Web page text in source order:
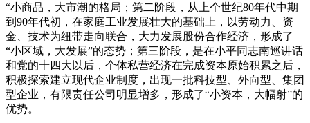
“小商品，大市潮的格局；第二阶段，从上个世纪80年代中期
到90年代初，在家庭工业发展壮大的基础上，以劳动力、资
金、技术为纽带走向联合，大力发展股份合作经济，形成了
“小区域，大发展”的态势；第三阶段，是在小平同志南巡讲话
和党的十四大以后，个体私营经济在完成资本原始积累之后，
积极探索建立现代企业制度，出现一批科技型、外向型、集团
型企业，有限责任公司明显增多，形成了“小资本，大幅射”的
优势。